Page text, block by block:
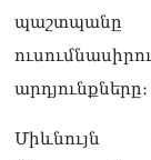
պաշտպանը
արդյունքները։
Միևնույն